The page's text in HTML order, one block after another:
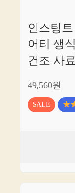
인스팅
어티 생
건조 사료
49,560원
SALE